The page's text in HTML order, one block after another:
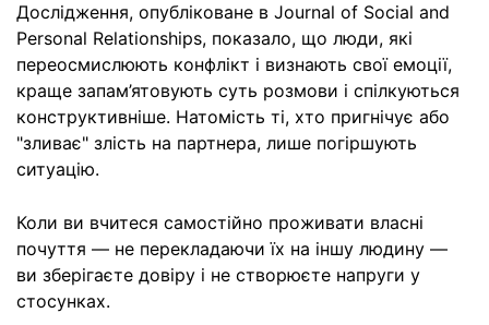
Дослідження, опубліковане в Journal of Social and
Personal Relationships, показало, що люди, які
переосмислюють конфлікт і визнають свої емоції,
краще запам’ятовують суть розмови і спілкуються
конструктивніше. Натомість ті, хто пригнічує або
"зливає" злість на партнера, лише погіршують
ситуацію.
Коли ви вчитеся самостійно проживати власні
почуття — не перекладаючи їх на іншу людину —
ви зберігаєте довіру і не створюєте напруги у
стосунках.